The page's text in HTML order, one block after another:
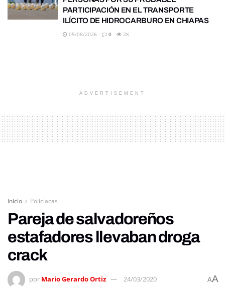
PARTICIPACIÓN EN EL TRANSPORTE
ILÍCITO DE HIDROCARBURO EN CHIAPAS
05/08/2026 0 2K
ADVERTISEMENT
Inicio Policiacas
Pareja de salvadoreños
estafadores llevaban droga
crack
por Mario Gerardo Ortiz 24/03/2020 AA